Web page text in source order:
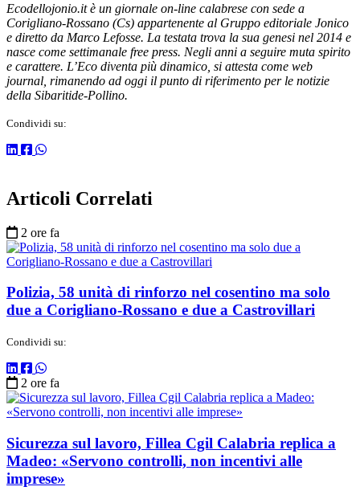
Ecodellojonio.it è un giornale on-line calabrese con sede a
Corigliano-Rossano (Cs) appartenente al Gruppo editoriale Jonico
e diretto da Marco Lefosse. La testata trova la sua genesi nel 2014 e
nasce come settimanale free press. Negli anni a seguire muta spirito
e carattere. L’Eco diventa più dinamico, si attesta come web
journal, rimanendo ad oggi il punto di riferimento per le notizie
della Sibaritide-Pollino.
Condividi su:
Articoli Correlati
2 ore fa
Polizia, 58 unità di rinforzo nel cosentino ma solo
due a Corigliano-Rossano e due a Castrovillari
Condividi su:
2 ore fa
Sicurezza sul lavoro, Fillea Cgil Calabria replica a
Madeo: «Servono controlli, non incentivi alle
imprese»